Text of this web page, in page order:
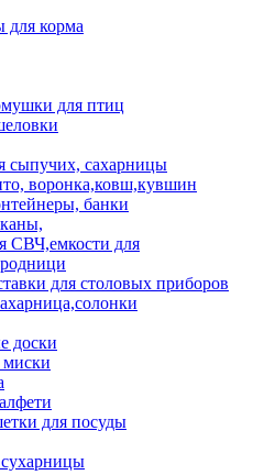
для корма
для птиц
сыпучих, сахарницы
воронка,ковш,кувшин
банки
СВЧ,емкости для
для столовых приборов
доски
для посуды